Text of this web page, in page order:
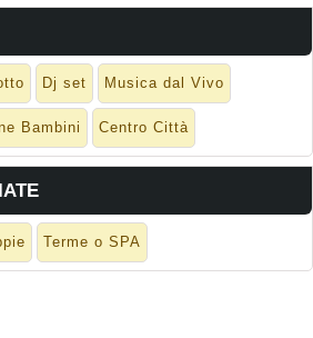
Dj set Musica dal Vivo
Bambini Centro Città
Terme o SPA